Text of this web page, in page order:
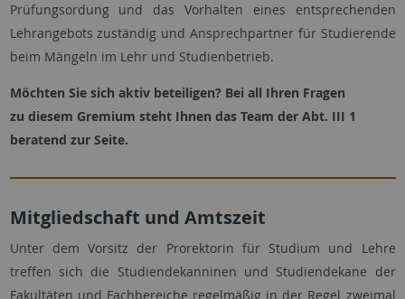
Prüfungsordung und das Vorhalten eines entsprechenden
Lehrangebots zuständig und Ansprechpartner für Studierende
beim Mängeln im Lehr und Studienbetrieb.
Möchten Sie sich aktiv beteiligen? Bei all Ihren Fragen
zu diesem Gremium steht Ihnen das Team der Abt. III 1
beratend zur Seite.
Mitgliedschaft und Amtszeit
Unter dem Vorsitz der Prorektorin für Studium und Lehre
treffen sich die Studiendekanninen und Studiendekane der
Fakultäten und Fachbereiche regelmäßig in der Regel zweimal